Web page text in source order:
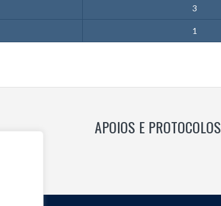
3
1
APOIOS E PROTOCOLOS